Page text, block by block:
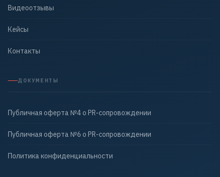
Видеоотзывы
Кейсы
Контакты
ДОКУМЕНТЫ
Публичная оферта №4 о PR-сопровождении
Публичная оферта №6 о PR-сопровождении
Политика конфиденциальности